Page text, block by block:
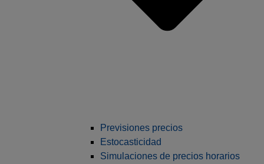
Previsiones precios
Estocasticidad
Simulaciones de precios horarios